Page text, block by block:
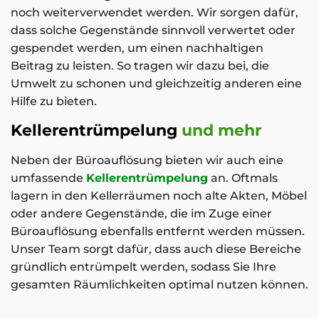
noch weiterverwendet werden. Wir sorgen dafür,
dass solche Gegenstände sinnvoll verwertet oder
gespendet werden, um einen nachhaltigen
Beitrag zu leisten. So tragen wir dazu bei, die
Umwelt zu schonen und gleichzeitig anderen eine
Hilfe zu bieten.
Kellerentrümpelung und mehr
Neben der Büroauflösung bieten wir auch eine
umfassende Kellerentrümpelung an. Oftmals
lagern in den Kellerräumen noch alte Akten, Möbel
oder andere Gegenstände, die im Zuge einer
Büroauflösung ebenfalls entfernt werden müssen.
Unser Team sorgt dafür, dass auch diese Bereiche
gründlich entrümpelt werden, sodass Sie Ihre
gesamten Räumlichkeiten optimal nutzen können.